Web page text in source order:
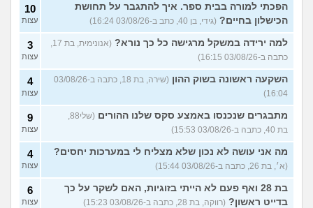
הפכתי למורה בבית ספר. איך להתגבר על תחושת
הכישלון בחיים? (גידי, בן 40, כתב ב-03/08/26 16:24)
10
עצות
למה ירידה במשקל מרגישה כל כך נורא?
(אנונימית, בת 17,
כתבה ב-03/08/26 16:15)
3
עצות
השקעה ראשונה בשוק ההון
(שירה, בת 18, כתבה ב-03/08/26
16:04)
4
עצות
מתבגרים שנכנסו באמצע סקס שלנו ההורים
(שלי88,
בת 40, כתבה ב-03/08/26 15:53)
9
עצות
מה אני עושה לא נכון שלא מצליח לי במערכות יחסים?
(א׳, בת 26, כתבה ב-03/08/26 15:44)
4
עצות
בת 28 ואף פעם לא הייתי בזוגיות, האם לשקר על כך
בדייט ראשון? (רווקה, בת 28, כתבה ב-03/08/26 15:23)
6
עצות